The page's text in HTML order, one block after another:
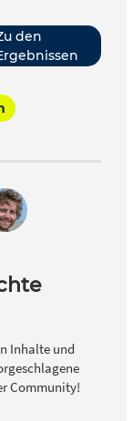
den
Inhalte und
Community!